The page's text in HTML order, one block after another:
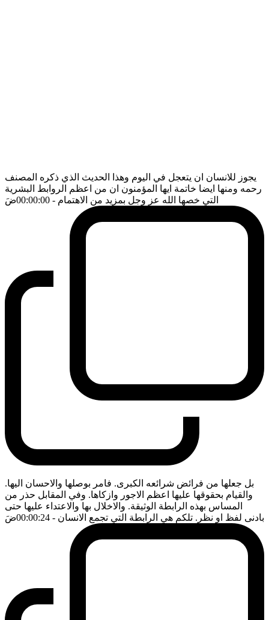
يجوز للانسان ان يتعجل في اليوم وهذا الحديث الذي ذكره المصنف
رحمه ومنها ايضا خاتمة ايها المؤمنون ان من اعظم الروابط البشرية
التي خصها الله عز وجل بمزيد من الاهتمام - 00:00:00 ضَ
بل جعلها من فرائض شرائعه الكبرى. فامر بوصلها والاحسان اليها.
والقيام بحقوقها عليها اعظم الاجور وازكاها. وفي المقابل حذر من
المساس بهذه الرابطة الوثيقة. والاخلال بها والاعتداء عليها حتى
بادنى لفظ او نظر. تلكم هي الرابطة التي تجمع الانسان - 00:00:24 ضَ